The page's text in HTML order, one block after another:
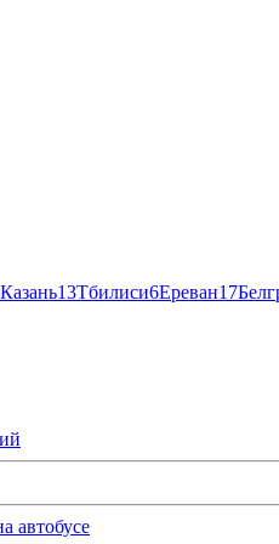
Казань13Тбилиси6Ереван17
автобусе